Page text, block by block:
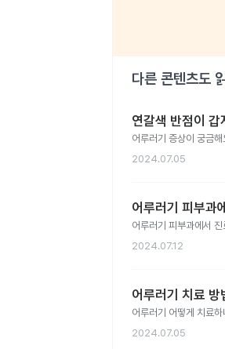
다른 콘텐츠도
연갈색 반점이
어루러기 증상이 궁금해
2024.07.05
어루러기 피부과
어루러기 피부과에서
2024.07.12
어루러기 치료 방
어루러기 어떻게 치료하
2024.07.05